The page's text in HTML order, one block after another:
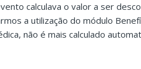
calculava o valor a ser
a utilização do módulo
não é mais calculado